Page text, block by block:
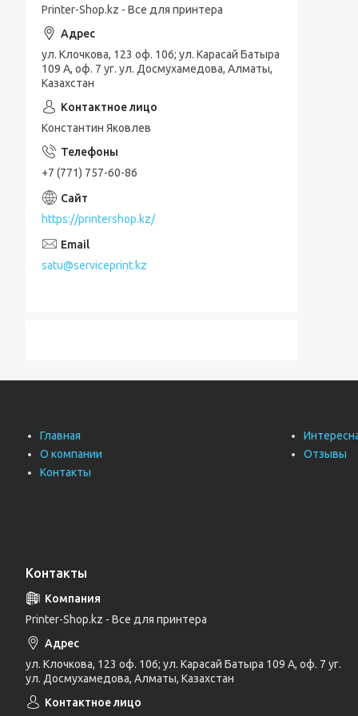
Printer-Shop.kz - Все для принтера
ул. Клочкова, 123 оф. 106; ул. Карасай Батыра
109 А, оф. 7 уг. ул. Досмухамедова, Алматы,
Казахстан
Константин Яковлев
+7 (771) 757-60-86
https://printershop.kz/
satu@serviceprint.kz
Главная
О компании
Контакты
Отзывы
Контакты
Printer-Shop.kz - Все для принтера
ул. Клочкова, 123 оф. 106; ул. Карасай Батыра 109 А, оф. 7 уг.
ул. Досмухамедова, Алматы, Казахстан